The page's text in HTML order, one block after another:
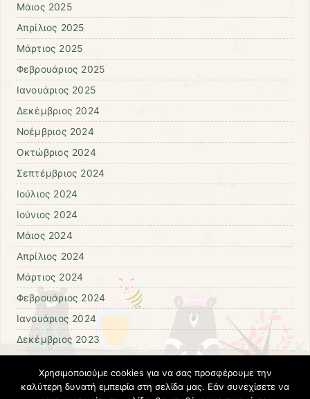
Μάιος 2025
Απρίλιος 2025
Μάρτιος 2025
Φεβρουάριος 2025
Ιανουάριος 2025
Δεκέμβριος 2024
Νοέμβριος 2024
Οκτώβριος 2024
Σεπτέμβριος 2024
Ιούλιος 2024
Ιούνιος 2024
Μάιος 2024
Απρίλιος 2024
Μάρτιος 2024
Φεβρουάριος 2024
Ιανουάριος 2024
Δεκέμβριος 2023
Οκτώβριος 2023
Χρησιμοποιούμε cookies για να σας προσφέρουμε την
καλύτερη δυνατή εμπειρία στη σελίδα μας. Εάν συνεχίσετε να